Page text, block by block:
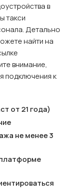
в
такси
Детально
найти на
внимание,
подключения к
от 21 года)
не менее 3